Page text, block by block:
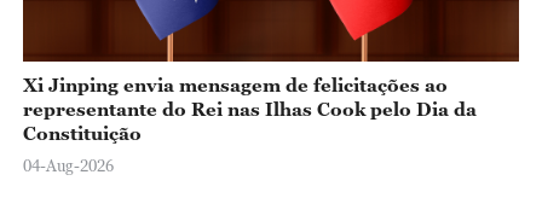
Xi Jinping envia mensagem de felicitações ao
representante do Rei nas Ilhas Cook pelo Dia da
Constituição
04-Aug-2026